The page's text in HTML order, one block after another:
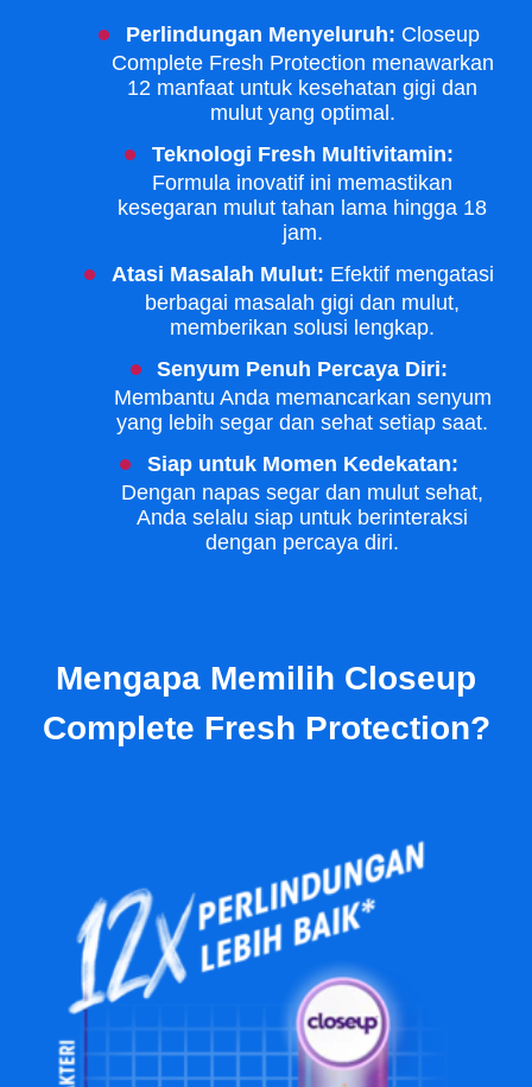
Perlindungan Menyeluruh: Closeup
Complete Fresh Protection menawarkan
12 manfaat untuk kesehatan gigi dan
mulut yang optimal.
Teknologi Fresh Multivitamin:
Formula inovatif ini memastikan
kesegaran mulut tahan lama hingga 18
jam.
Atasi Masalah Mulut: Efektif mengatasi
berbagai masalah gigi dan mulut,
memberikan solusi lengkap.
Senyum Penuh Percaya Diri:
Membantu Anda memancarkan senyum
yang lebih segar dan sehat setiap saat.
Siap untuk Momen Kedekatan:
Dengan napas segar dan mulut sehat,
Anda selalu siap untuk berinteraksi
dengan percaya diri.
Mengapa Memilih Closeup
Complete Fresh Protection?